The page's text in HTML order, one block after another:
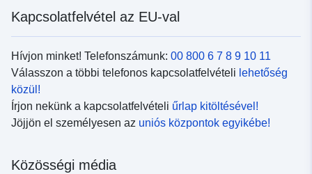
Kapcsolatfelvétel az EU-val
Hívjon minket! Telefonszámunk: 00 800 6 7 8 9 10 11
Válasszon a többi telefonos kapcsolatfelvételi lehetőség
közül!
Írjon nekünk a kapcsolatfelvételi űrlap kitöltésével!
Jöjjön el személyesen az uniós központok egyikébe!
Közösségi média